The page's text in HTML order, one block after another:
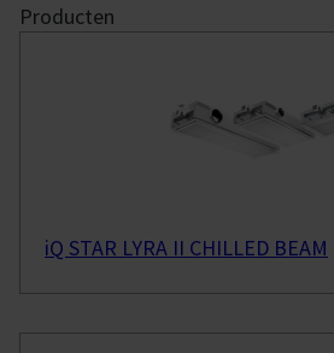
Producten
iQ STAR LYRA II CHILLED BEAM